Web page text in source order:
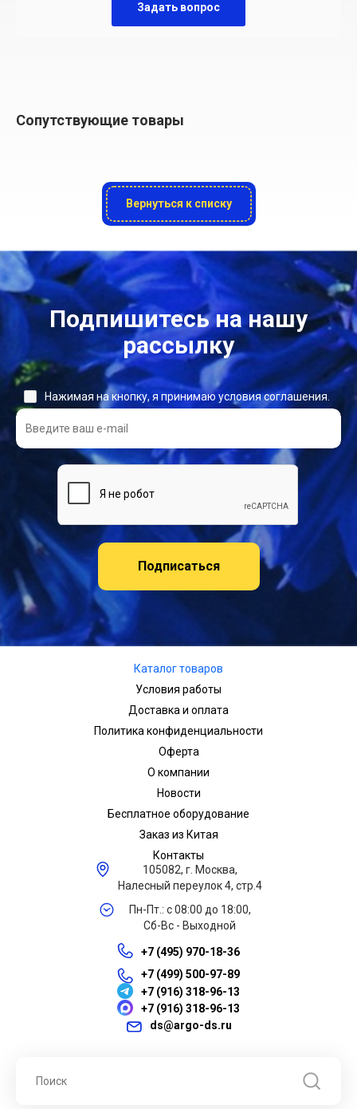
Задать вопрос
Сопутствующие товары
Вернуться к списку
Подпишитесь на нашу
рассылку
Подписаться
Нажимая на кнопку, я принимаю условия соглашения.
Каталог товаров
Условия работы
Доставка и оплата
Политика конфиденциальности
Оферта
О компании
Новости
Бесплатное оборудование
Заказ из Китая
Контакты
105082, г. Москва,
Налесный переулок 4, стр.4
Пн-Пт.: с 08:00 до 18:00,
Сб-Вс - Выходной
+7 (495) 970-18-36
+7 (499) 500-97-89
+7 (916) 318-96-13
+7 (916) 318-96-13
ds@argo-ds.ru